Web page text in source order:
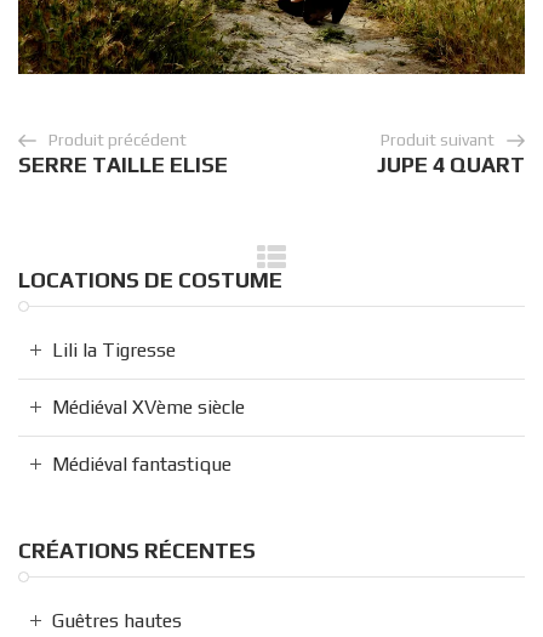
Produit précédent
SERRE TAILLE ELISE
Produit suivant
JUPE 4 QUART
LOCATIONS DE COSTUME
Lili la Tigresse
Médiéval XVème siècle
Médiéval fantastique
CRÉATIONS RÉCENTES
Guêtres hautes